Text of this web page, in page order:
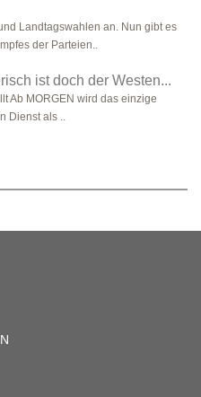
Landtagswahlen an. Nun gibt es
der Parteien..
ist doch der Westen...
Ab MORGEN wird das einzige
Dienst als ..